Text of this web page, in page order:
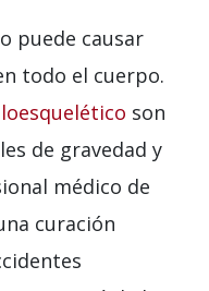
puede causar
todo el cuerpo.
son
de gravedad y
médico de
curación